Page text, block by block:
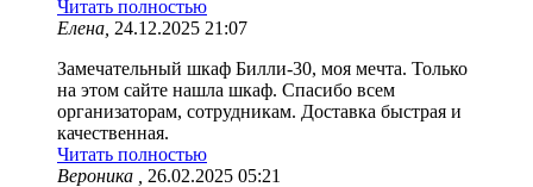
Читать полностью
Елена, 24.12.2025 21:07
Замечательный шкаф Билли-30, моя мечта. Только
на этом сайте нашла шкаф. Спасибо всем
организаторам, сотрудникам. Доставка быстрая и
качественная.
Читать полностью
Вероника ,
26.02.2025 05:21